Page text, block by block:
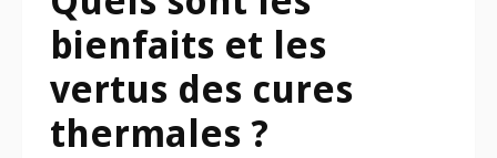
bienfaits et les
vertus des cures
thermales ?